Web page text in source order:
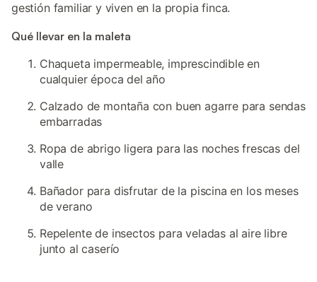
gestión familiar y viven en la propia finca.
Qué llevar en la maleta
Chaqueta impermeable, imprescindible en
cualquier época del año
Calzado de montaña con buen agarre para sendas
embarradas
Ropa de abrigo ligera para las noches frescas del
valle
Bañador para disfrutar de la piscina en los meses
de verano
Repelente de insectos para veladas al aire libre
junto al caserío